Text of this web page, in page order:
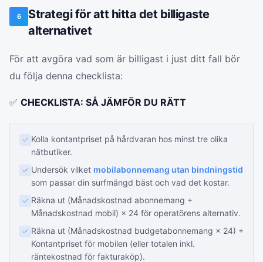
6
Strategi för att hitta det billigaste
alternativet
För att avgöra vad som är billigast i just ditt fall bör
du följa denna checklista:
✅ CHECKLISTA: SÅ JÄMFÖR DU RÄTT
Kolla kontantpriset på hårdvaran hos minst tre olika
nätbutiker.
Undersök vilket mobilabonnemang utan bindningstid
som passar din surfmängd bäst och vad det kostar.
Räkna ut (Månadskostnad abonnemang +
Månadskostnad mobil) × 24 för operatörens alternativ.
Räkna ut (Månadskostnad budgetabonnemang × 24) +
Kontantpriset för mobilen (eller totalen inkl.
räntekostnad för fakturaköp).